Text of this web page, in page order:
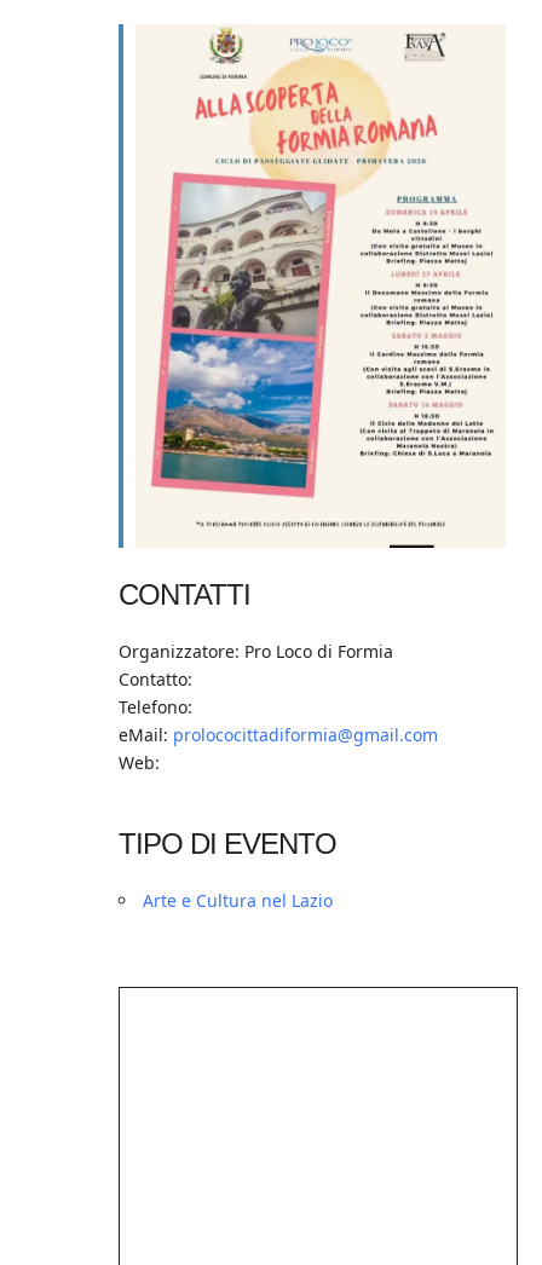
CONTATTI
Organizzatore: Pro Loco di Formia
Contatto:
Telefono:
eMail: prolococittadiformia@gmail.com
Web:
TIPO DI EVENTO
Arte e Cultura nel Lazio